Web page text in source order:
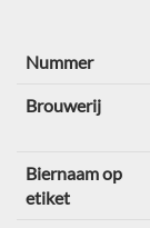
Nummer
Brouwerij
Biernaam op
etiket